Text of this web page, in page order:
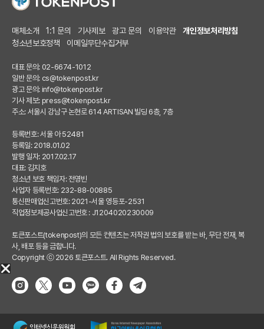
매체소개 1:1 문의 기사제보 광고 문의 이용약관
개인정보처리방침
청소년보호정책
이메일무단수집거부
대표 문의: 02-6674-1012
일반 문의: cs@tokenpost.kr
광고 문의: info@tokenpost.kr
기사 제보: press@tokenpost.kr
주소: 서울시 강남구 논현로 614 ARTISAN 빌딩 6층, 7층
등록번호: 서울 아 52481
등록일: 2018.01.02
발행 일자: 2017.02.17
대표: 김지호
청소년 보호 책임자: 전영빈
사업자 등록번호: 232-88-00885
통신판매업신고번호: 2021-서울 영등포-2531
직업정보제공사업신고번호 : J1204020230009
토큰포스트(tokenpost)의 모든 컨텐츠는 저작권 법의 보호를 받는 바, 무단 전재, 복
사, 배포 등을 금합니다.
Copyright ⓒ 2026 토큰포스트. All Rights Reserved.